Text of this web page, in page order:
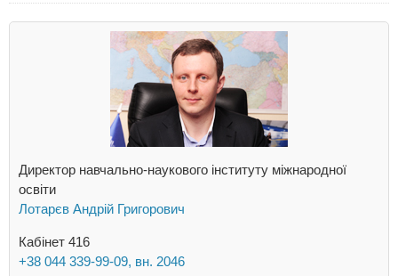
Директор навчально-наукового інституту міжнародної
освіти
Лотарєв Андрій Григорович
Кабінет 416
+38 044 339-99-09, вн. 2046